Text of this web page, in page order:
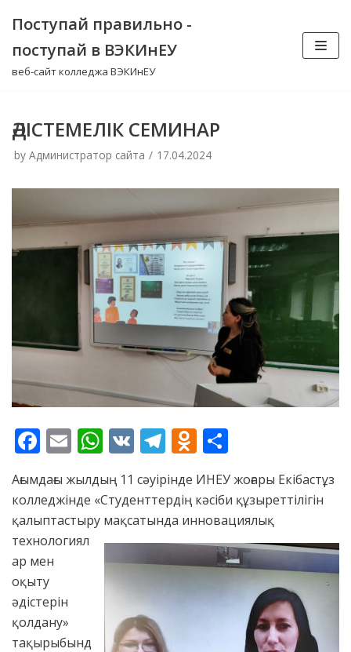
Skip
content
Поступай правильно -
поступай в ВЭКИнЕУ
веб-сайт колледжа ВЭКИнЕУ
ӘДІСТЕМЕЛІК СЕМИНАР
by Администратор сайта 17.04.2024
F
e
b
o
o
k
E
ai
l
W
at
s
A
p
p
V T
el
e
gr
a
m
O
d
n
o
kl
as
s
ni
h
ar
e
Ағымдағы жылдың 11 сәуірінде ИНЕУ жоғары Екібастұз
колледжінде «Студенттердің кәсіби құзыреттілігін
қалыптастыру мақсатында инновациялық
технологиял
ар мен
оқыту
әдістерін
қолдану»
тақырыбынд